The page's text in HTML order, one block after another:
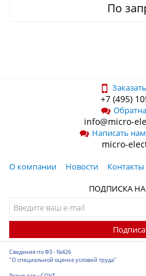
По
+7 (495)
info@micro-
Написать
micro-
О компании Новости
Контакты
ПОДПИСКА
Сведения по ФЗ - №426
"О специальной оценке условий труда"